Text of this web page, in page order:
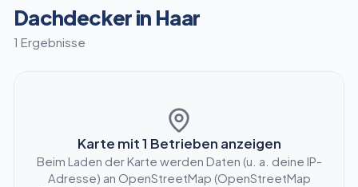
Dachdecker in Haar
1 Ergebnisse
Karte mit1 Betrieben anzeigen
Beim Laden der Karte werden Daten (u. a. deine IP-
Adresse) an OpenStreetMap (OpenStreetMap